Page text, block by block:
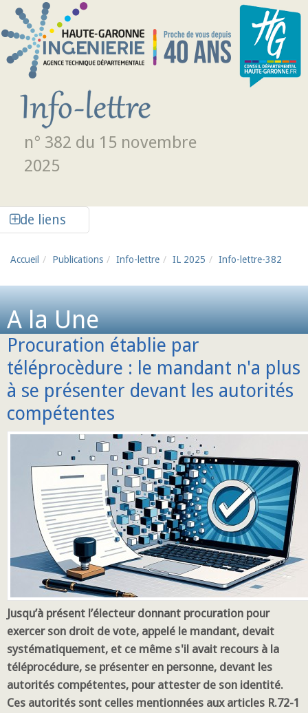
Aller au contenu principal
n° 382 du 15 novembre
2025
de liens
Accueil Publications Info-lettre IL 2025 Info-lettre-382
A la Une
Procuration établie par
téléprocèdure : le mandant n'a plus
à se présenter devant les autorités
compétentes
Jusqu’à présent l’électeur donnant procuration pour
exercer son droit de vote, appelé le mandant, devait
systématiquement, et ce même s'il avait recours à la
téléprocédure, se présenter en personne, devant les
autorités compétentes, pour attester de son identité.
Ces autorités sont celles mentionnées aux articles R.72-1